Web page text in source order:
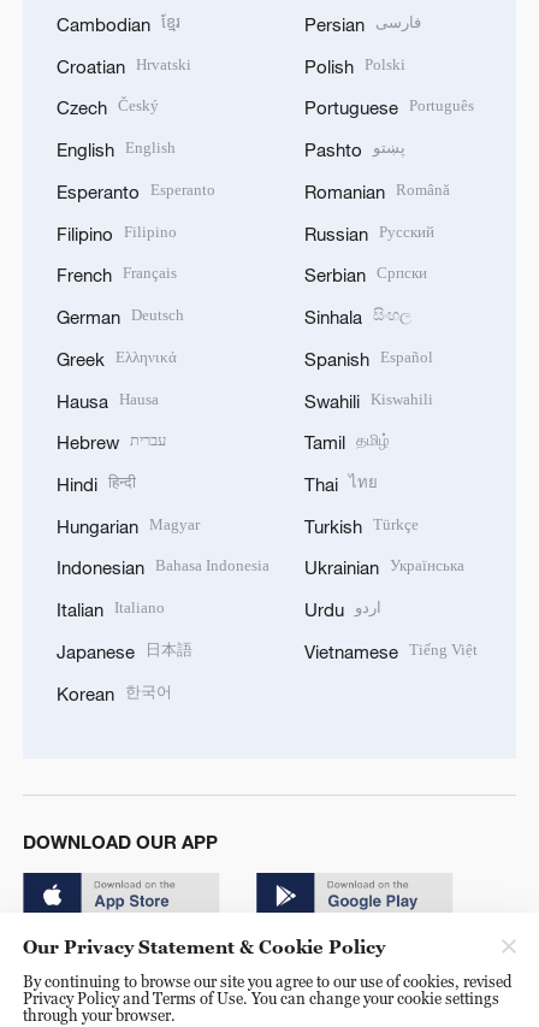
Cambodian ខ្មែរ
Croatian Hrvatski
Czech Český
English English
Esperanto Esperanto
Filipino Filipino
French Français
German Deutsch
Greek Ελληνικά
Hausa Hausa
Hebrew עברית
Hindi हिन्दी
Hungarian Magyar
Indonesian Bahasa Indonesia
Italian Italiano
Japanese 日本語
Korean 한국어
Persian فارسی
Polish Polski
Portuguese Português
Pashto پښتو
Romanian Română
Russian Русский
Serbian Српски
Sinhala සිංහල
Spanish Español
Swahili Kiswahili
Tamil தமிழ்
Thai ไทย
Turkish Türkçe
Ukrainian Українська
Urdu اردو
Vietnamese Tiếng Việt
DOWNLOAD OUR APP
© China Radio International.CRI. All Rights Reserved. 16A
Our Privacy Statement & Cookie Policy
By continuing to browse our site you agree to our use of cookies, revised
Privacy Policy and Terms of Use. You can change your cookie settings
through your browser.